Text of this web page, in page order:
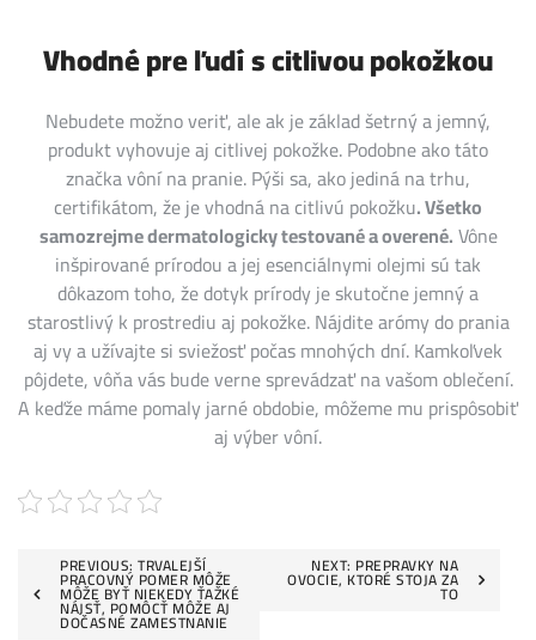
Vhodné pre ľudí s citlivou pokožkou
Nebudete možno veriť, ale ak je základ šetrný a jemný,
produkt vyhovuje aj citlivej pokožke. Podobne ako táto
značka vôní na pranie. Pýši sa, ako jediná na trhu,
certifikátom, že je vhodná na citlivú pokožku. Všetko
samozrejme dermatologicky testované a overené.Vône
inšpirované prírodou a jej esenciálnymi olejmi sú tak
dôkazom toho, že dotyk prírody je skutočne jemný a
starostlivý k prostrediu aj pokožke. Nájdite arómy do prania
aj vy a užívajte si sviežosť počas mnohých dní. Kamkoľvek
pôjdete, vôňa vás bude verne sprevádzať na vašom oblečení.
A keďže máme pomaly jarné obdobie, môžeme mu prispôsobiť
aj výber vôní.
Navigace
pro
PREVIOUS: TRVALEJŠÍ
PRACOVNÝ POMER MÔŽE
MÔŽE BYŤ NIEKEDY ŤAŽKÉ
NÁJSŤ, POMÔCŤ MÔŽE AJ
DOČASNÉ ZAMESTNANIE
NEXT: PREPRAVKY NA
OVOCIE, KTORÉ STOJA ZA
TO